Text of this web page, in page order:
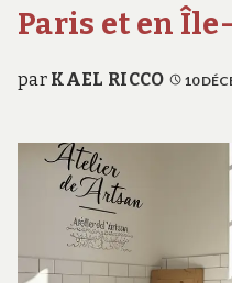
i
n
o
a
w
Paris et en
par KAEL RICCO 10